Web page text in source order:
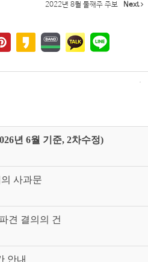
2022년 8월 둘째주 주보 Next
년 6월 기준, 2차수정)
사과문
견 결의의 건
안내